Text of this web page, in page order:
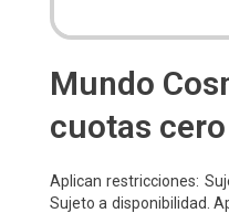
Mundo
cuotas
Aplican restricciones:
Sujeto a disponibilidad.